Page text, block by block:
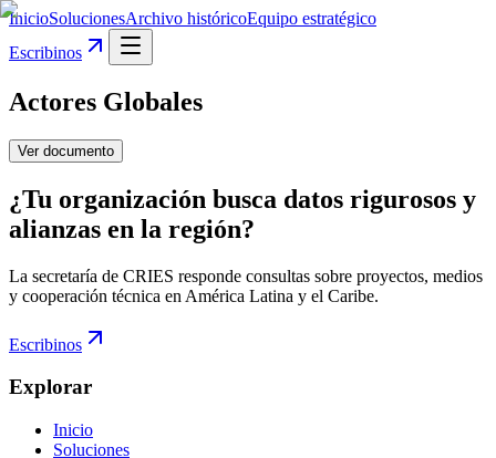
InicioSolucionesArchivo históricoEquipo estratégico
Escribinos
Actores Globales
Ver documento
¿Tu organización busca datos rigurosos y
alianzas en la región?
La secretaría de CRIES responde consultas sobre proyectos, medios
y cooperación técnica en América Latina y el Caribe.
Escribinos
Explorar
Inicio
Soluciones